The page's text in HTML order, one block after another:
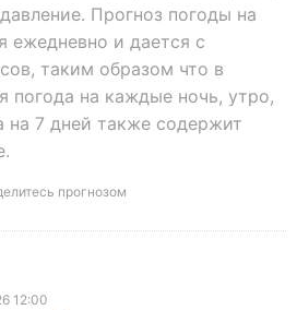
Прогноз погоды на
ежедневно и дается с
таким образом что в
погода на каждые ночь, утро,
на 7 дней также содержит
прогнозом
12:00